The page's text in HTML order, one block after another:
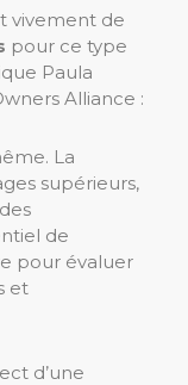
vivement de
pour ce type
Paula
Alliance :
La
supérieurs,
de
pour évaluer
et
d’une